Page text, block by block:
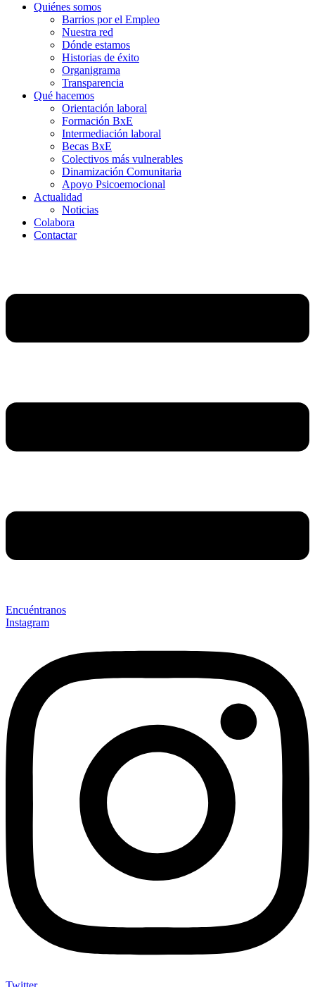
Quiénes somos
Barrios por el Empleo
Nuestra red
Dónde estamos
Historias de éxito
Organigrama
Transparencia
Qué hacemos
Orientación laboral
Formación BxE
Intermediación laboral
Becas BxE
Colectivos más vulnerables
Dinamización Comunitaria
Apoyo Psicoemocional
Actualidad
Noticias
Colabora
Contactar
Encuéntranos
Instagram